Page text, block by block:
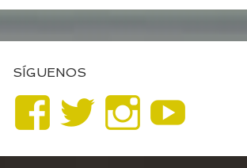
SÍGUENOS
Ver
perfil
Ver
perfil
Ver
perfil